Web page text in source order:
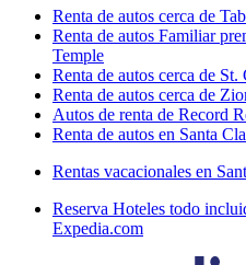
Renta de autos cerca de
Renta de autos Familiar
Temple
Renta de autos cerca de
Renta de autos cerca de
Autos de renta de Record
Renta de autos en Santa
Rentas vacacionales en
Reserva Hoteles todo
Expedia.com